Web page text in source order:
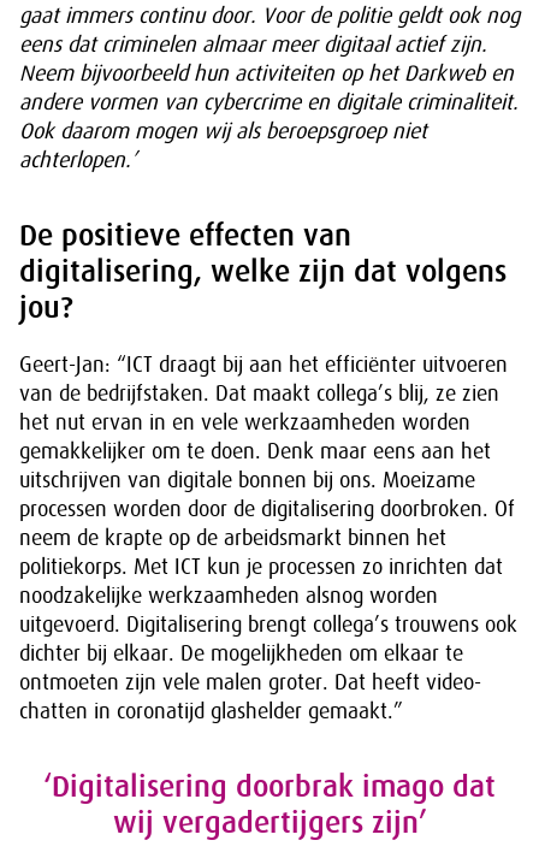
gaat immers continu door. Voor de politie geldt ook nog
eens dat criminelen almaar meer digitaal actief zijn.
Neem bijvoorbeeld hun activiteiten op het Darkweb en
andere vormen van cybercrime en digitale criminaliteit.
Ook daarom mogen wij als beroepsgroep niet
achterlopen.’
De positieve effecten van
digitalisering, welke zijn dat volgens
jou?
Geert-Jan: “ICT draagt bij aan het efficiënter uitvoeren
van de bedrijfstaken. Dat maakt collega’s blij, ze zien
het nut ervan in en vele werkzaamheden worden
gemakkelijker om te doen. Denk maar eens aan het
uitschrijven van digitale bonnen bij ons. Moeizame
processen worden door de digitalisering doorbroken. Of
neem de krapte op de arbeidsmarkt binnen het
politiekorps. Met ICT kun je processen zo inrichten dat
noodzakelijke werkzaamheden alsnog worden
uitgevoerd. Digitalisering brengt collega’s trouwens ook
dichter bij elkaar. De mogelijkheden om elkaar te
ontmoeten zijn vele malen groter. Dat heeft video-
chatten in coronatijd glashelder gemaakt.”
‘Digitalisering doorbrak imago dat
wij vergadertijgers zijn’